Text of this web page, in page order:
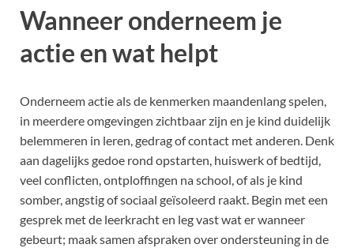
Wanneer onderneem je
actie en wat helpt
Onderneem actie als de kenmerken maandenlang spelen,
in meerdere omgevingen zichtbaar zijn en je kind duidelijk
belemmeren in leren, gedrag of contact met anderen. Denk
aan dagelijks gedoe rond opstarten, huiswerk of bedtijd,
veel conflicten, ontploffingen na school, of als je kind
somber, angstig of sociaal geïsoleerd raakt. Begin met een
gesprek met de leerkracht en leg vast wat er wanneer
gebeurt; maak samen afspraken over ondersteuning in de